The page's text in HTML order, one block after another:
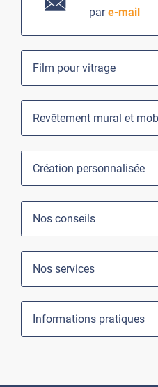
pare-mail
Film pour vitrage
Revêtement mural et
Création personnalisée
Nos conseils
Nos services
Informations pratiques